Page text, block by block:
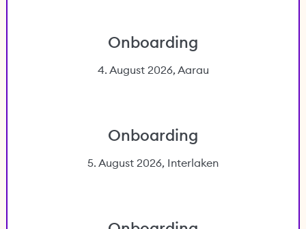
Onboarding
4. August 2026, Aarau
Onboarding
5. August 2026, Interlaken